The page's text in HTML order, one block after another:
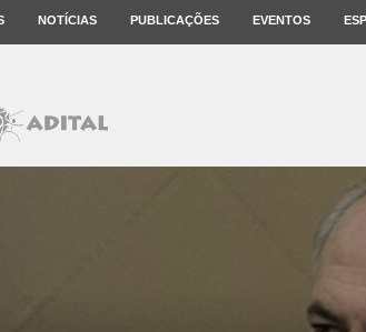
NOTÍCIAS PUBLICAÇÕES EVENTOS